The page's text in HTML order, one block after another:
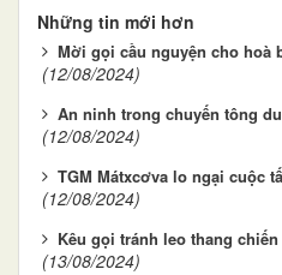
Những tin mới hơn
Mời gọi cầu nguyện cho hoà
(12/08/2024)
An ninh trong chuyến tông
(12/08/2024)
TGM Mátxcơva lo ngại cuộc
(12/08/2024)
Kêu gọi tránh leo thang
(13/08/2024)